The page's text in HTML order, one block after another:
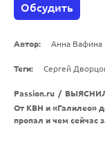
Обсудить
Автор: Анна Вафина
Теги: Сергей
Passion.ru /
От КВН и «Галилео»
пропал и чем сейчас